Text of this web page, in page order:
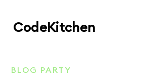
CodeKitchen
BLOG PARTY